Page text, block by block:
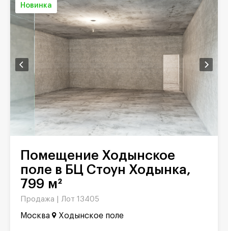
Новинка
Помещение Ходынское
поле в БЦ Стоун Ходынка,
799 м²
Продажа | Лот 13405
Москва Ходынское поле